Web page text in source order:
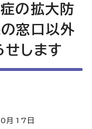
の拡大防
窓口以外
します
月17日